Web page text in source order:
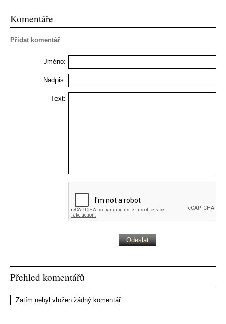
Komentáře
Přidat komentář
Jméno:
Nadpis:
Text:
Přehled komentářů
Zatím nebyl vložen žádný komentář